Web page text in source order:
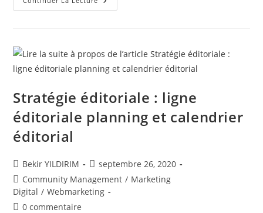
AIDA
Marketing
!
Stratégie éditoriale : ligne
éditoriale planning et calendrier
éditorial
Auteur/autrice
de
la
publication :
Bekir YILDIRIM
Publication
publiée :
septembre 26, 2020
Post
category:
Community Management / Marketing
Digital / Webmarketing
Commentaires
0 commentaire